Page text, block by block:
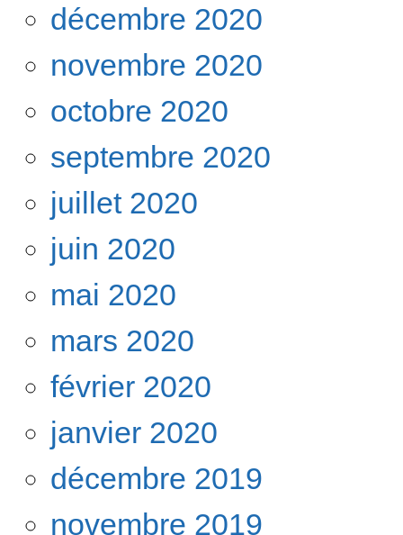
décembre 2020
novembre 2020
octobre 2020
septembre 2020
juillet 2020
juin 2020
mai 2020
mars 2020
février 2020
janvier 2020
décembre 2019
novembre 2019